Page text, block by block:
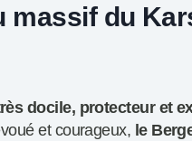
massif du
docile, protecteur et
et courageux, le